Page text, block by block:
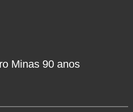
Minas 90 anos